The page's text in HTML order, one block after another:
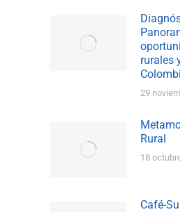
rurales
29
Rural
18
Café-